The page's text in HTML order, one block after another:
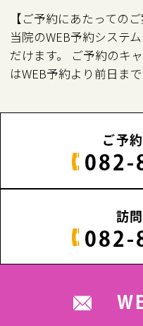
【ご予約にあたってのご
当院のWEB予約システ
だけます。 ご予約のキ
はWEB予約より前日ま
ご予
082-
訪
082-